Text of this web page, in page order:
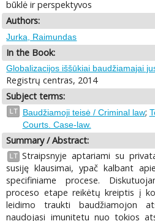
būklė ir perspektyvos
Authors:
Jurka, Raimundas
In the Book:
Globalizacijos iššūkiai baudžiamajai
Registrų centras, 2014
Subject terms:
LT Baudžiamoji teisė / Criminal law;
Courts. Case-law.
Summary / Abstract:
LT Straipsnyje aptariami su
susiję klausimai, ypač kalbant
specifiniame procese.
proceso etape reikėtų kreiptis į
leidimo traukti baudžiamojon
naudojasi imunitetu nuo tokios